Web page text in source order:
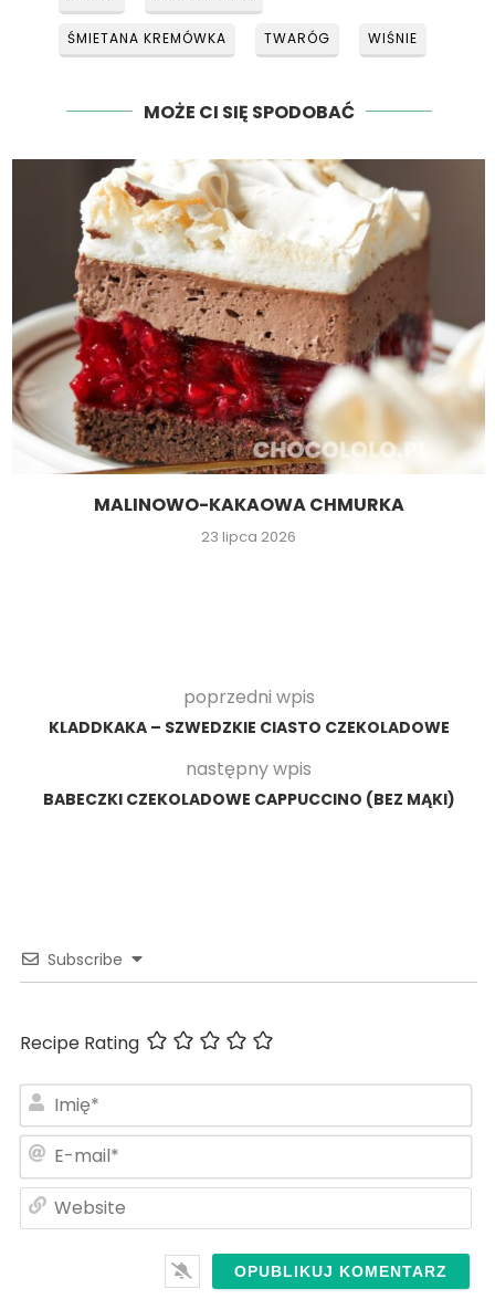
ŚMIETANA KREMÓWKA TWARÓG WIŚNIE
MOŻE CI SIĘ SPODOBAĆ
MALINOWO-KAKAOWA CHMURKA
23 lipca 2026
poprzedni wpis
KLADDKAKA – SZWEDZKIE CIASTO CZEKOLADOWE
następny wpis
BABECZKI CZEKOLADOWE CAPPUCCINO (BEZ MĄKI)
Subscribe
Recipe Rating